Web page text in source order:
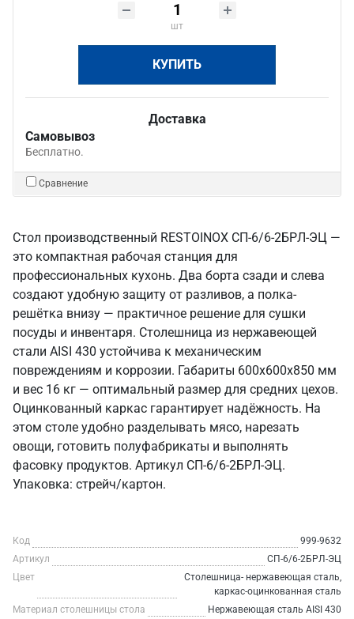
шт
КУПИТЬ
Доставка
Самовывоз
Бесплатно.
Сравнение
Стол производственный RESTOINOX СП-6/6-2БРЛ-ЭЦ —
это компактная рабочая станция для
профессиональных кухонь. Два борта сзади и слева
создают удобную защиту от разливов, а полка-
решётка внизу — практичное решение для сушки
посуды и инвентаря. Столешница из нержавеющей
стали AISI 430 устойчива к механическим
повреждениям и коррозии. Габариты 600x600x850 мм
и вес 16 кг — оптимальный размер для средних цехов.
Оцинкованный каркас гарантирует надёжность. На
этом столе удобно разделывать мясо, нарезать
овощи, готовить полуфабрикаты и выполнять
фасовку продуктов. Артикул СП-6/6-2БРЛ-ЭЦ.
Упаковка: стрейч/картон.
Код
999-9632
Артикул
СП-6/6-2БРЛ-ЭЦ
Цвет
Столешница- нержавеющая сталь,
каркас-оцинкованная сталь
Материал столешницы стола
Нержавеющая сталь AISI 430